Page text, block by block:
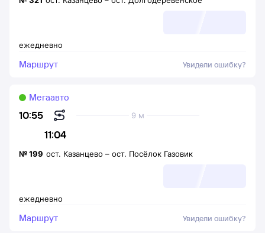
ежедневно
Маршрут Увидели ошибку?
10:55
11:04
9 м
Мегаавто
ежедневно
№199 ост. Казанцево – ост. Посёлок Газовик
Маршрут Увидели ошибку?